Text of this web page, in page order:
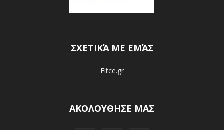
ΣΧΕΤΙΚΆ ΜΕ ΕΜΆΣ
Fitce.gr
ΑΚΟΛΟΥΘΗΣΕ ΜΑΣ